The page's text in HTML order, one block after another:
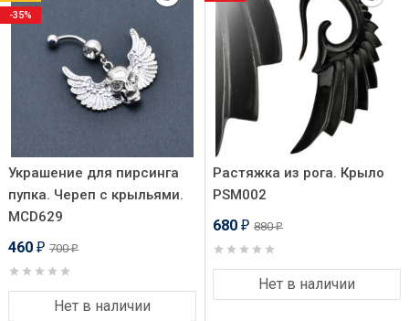
Украшение для пирсинга
пупка. Череп с крыльями.
MCD629
460 ₽ 700₽
Нет в наличии
-35%
Растяжка из рога. Крыло
PSM002
680 ₽ 880₽
Нет в наличии